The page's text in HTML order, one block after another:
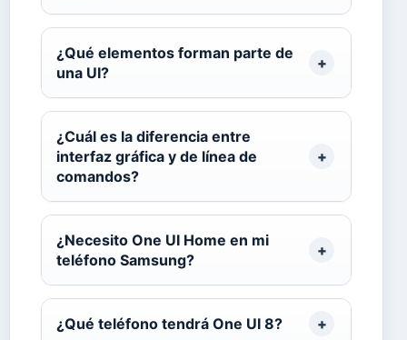
¿Qué elementos forman parte de
una UI?
¿Cuál es la diferencia entre
interfaz gráfica y de línea de
comandos?
¿Necesito One UI Home en mi
teléfono Samsung?
¿Qué teléfono tendrá One UI 8?